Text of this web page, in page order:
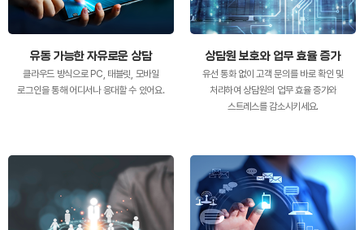
유동 가능한 자유로운 상담
클라우드 방식으로 PC, 태블릿, 모바일
로그인을 통해 어디서나 응대할 수 있어요.
상담원 보호와 업무 효율 증가
유선 통화 없이 고객 문의를 바로 확인 및
처리하여 상담원의 업무 효율 증가와
스트레스를 감소시키세요.